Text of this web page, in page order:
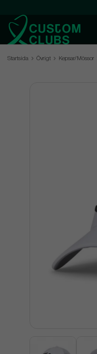
Startsida Övrigt Kepsar/Mössor